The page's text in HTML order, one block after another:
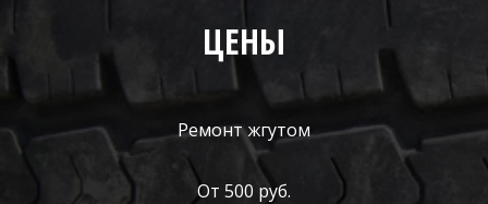
ЦЕНЫ
Ремонт жгутом
От 500 руб.